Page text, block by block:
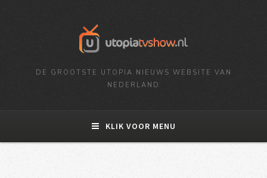
DE GROOTSTE UTOPIA NIEUWS WEBSITE VAN
NEDERLAND
KLIK VOOR MENU